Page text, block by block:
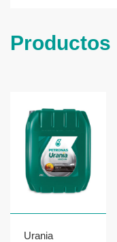
Productos
Urania